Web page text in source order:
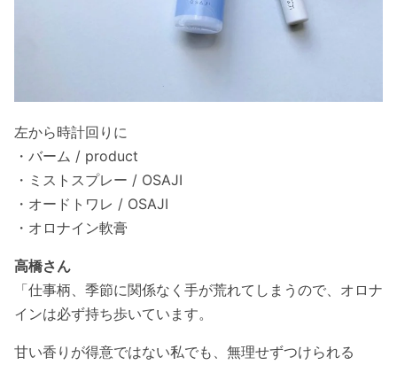
左から時計回りに
・バーム / product
・ミストスプレー / OSAJI
・オードトワレ / OSAJI
・オロナイン軟膏
高橋さん
「仕事柄、季節に関係なく手が荒れてしまうので、オロナ
インは必ず持ち歩いています。
甘い香りが得意ではない私でも、無理せずつけられる